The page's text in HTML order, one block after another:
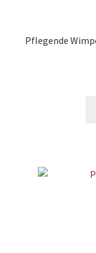
Pflegende